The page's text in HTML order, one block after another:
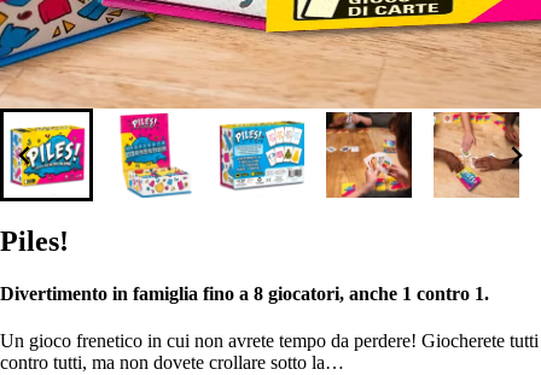
Piles!
Divertimento in famiglia fino a 8 giocatori, anche 1 contro 1.
Un gioco frenetico in cui non avrete tempo da perdere! Giocherete tutti
contro tutti, ma non dovete crollare sotto la…